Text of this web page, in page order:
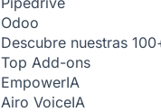
Odoo
Descubre nuestras
Top Add-ons
EmpowerIA
Airo VoiceIA